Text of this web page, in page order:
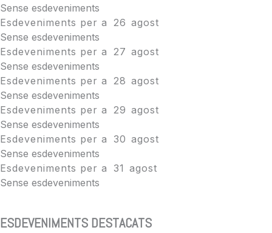
Sense esdeveniments
Esdeveniments per a
26 agost
Sense esdeveniments
Esdeveniments per a
27 agost
Sense esdeveniments
Esdeveniments per a
28 agost
Sense esdeveniments
Esdeveniments per a
29 agost
Sense esdeveniments
Esdeveniments per a 30 agost
Sense esdeveniments
Esdeveniments per a 31 agost
Sense esdeveniments
ESDEVENIMENTS DESTACATS